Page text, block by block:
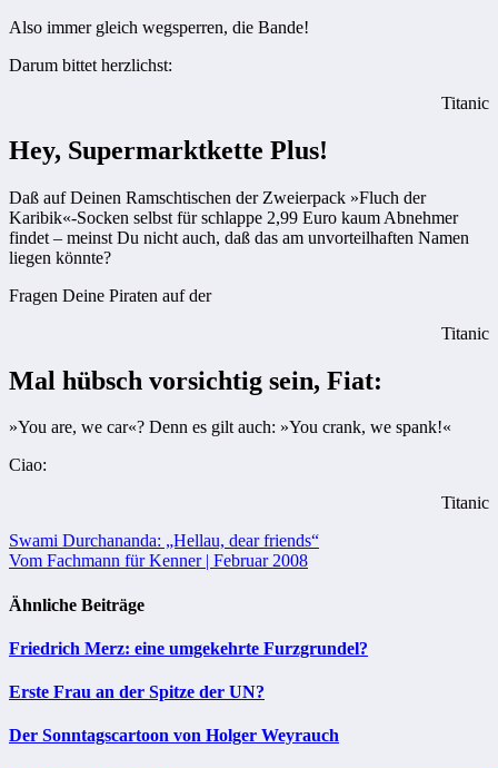
Also immer gleich wegsperren, die Bande!
Darum bittet herzlichst:
Titanic
Hey, Supermarktkette Plus!
Daß auf Deinen Ramschtischen der Zweierpack »Fluch der
Karibik«-Socken selbst für schlappe 2,99 Euro kaum Abnehmer
findet – meinst Du nicht auch, daß das am unvorteilhaften Namen
liegen könnte?
Fragen Deine Piraten auf der
Titanic
Mal hübsch vorsichtig sein, Fiat:
»You are, we car«? Denn es gilt auch: »You crank, we spank!«
Ciao:
Titanic
Beitragsnavigation
Swami Durchananda: „Hellau, dear friends“
Vom Fachmann für Kenner | Februar 2008
Ähnliche Beiträge
Friedrich Merz: eine umgekehrte Furzgrundel?
Erste Frau an der Spitze der UN?
Der Sonntagscartoon von Holger Weyrauch